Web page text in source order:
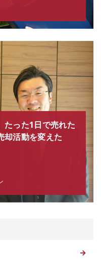
たった1日で売れた
却活動を変えた